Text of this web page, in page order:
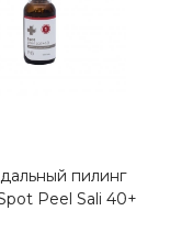
пилинг
Peel Sali 40+